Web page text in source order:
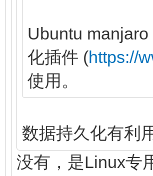
Ubuntu
化插件 (https://
使用。
数据持久化有利
没有，是Linux专